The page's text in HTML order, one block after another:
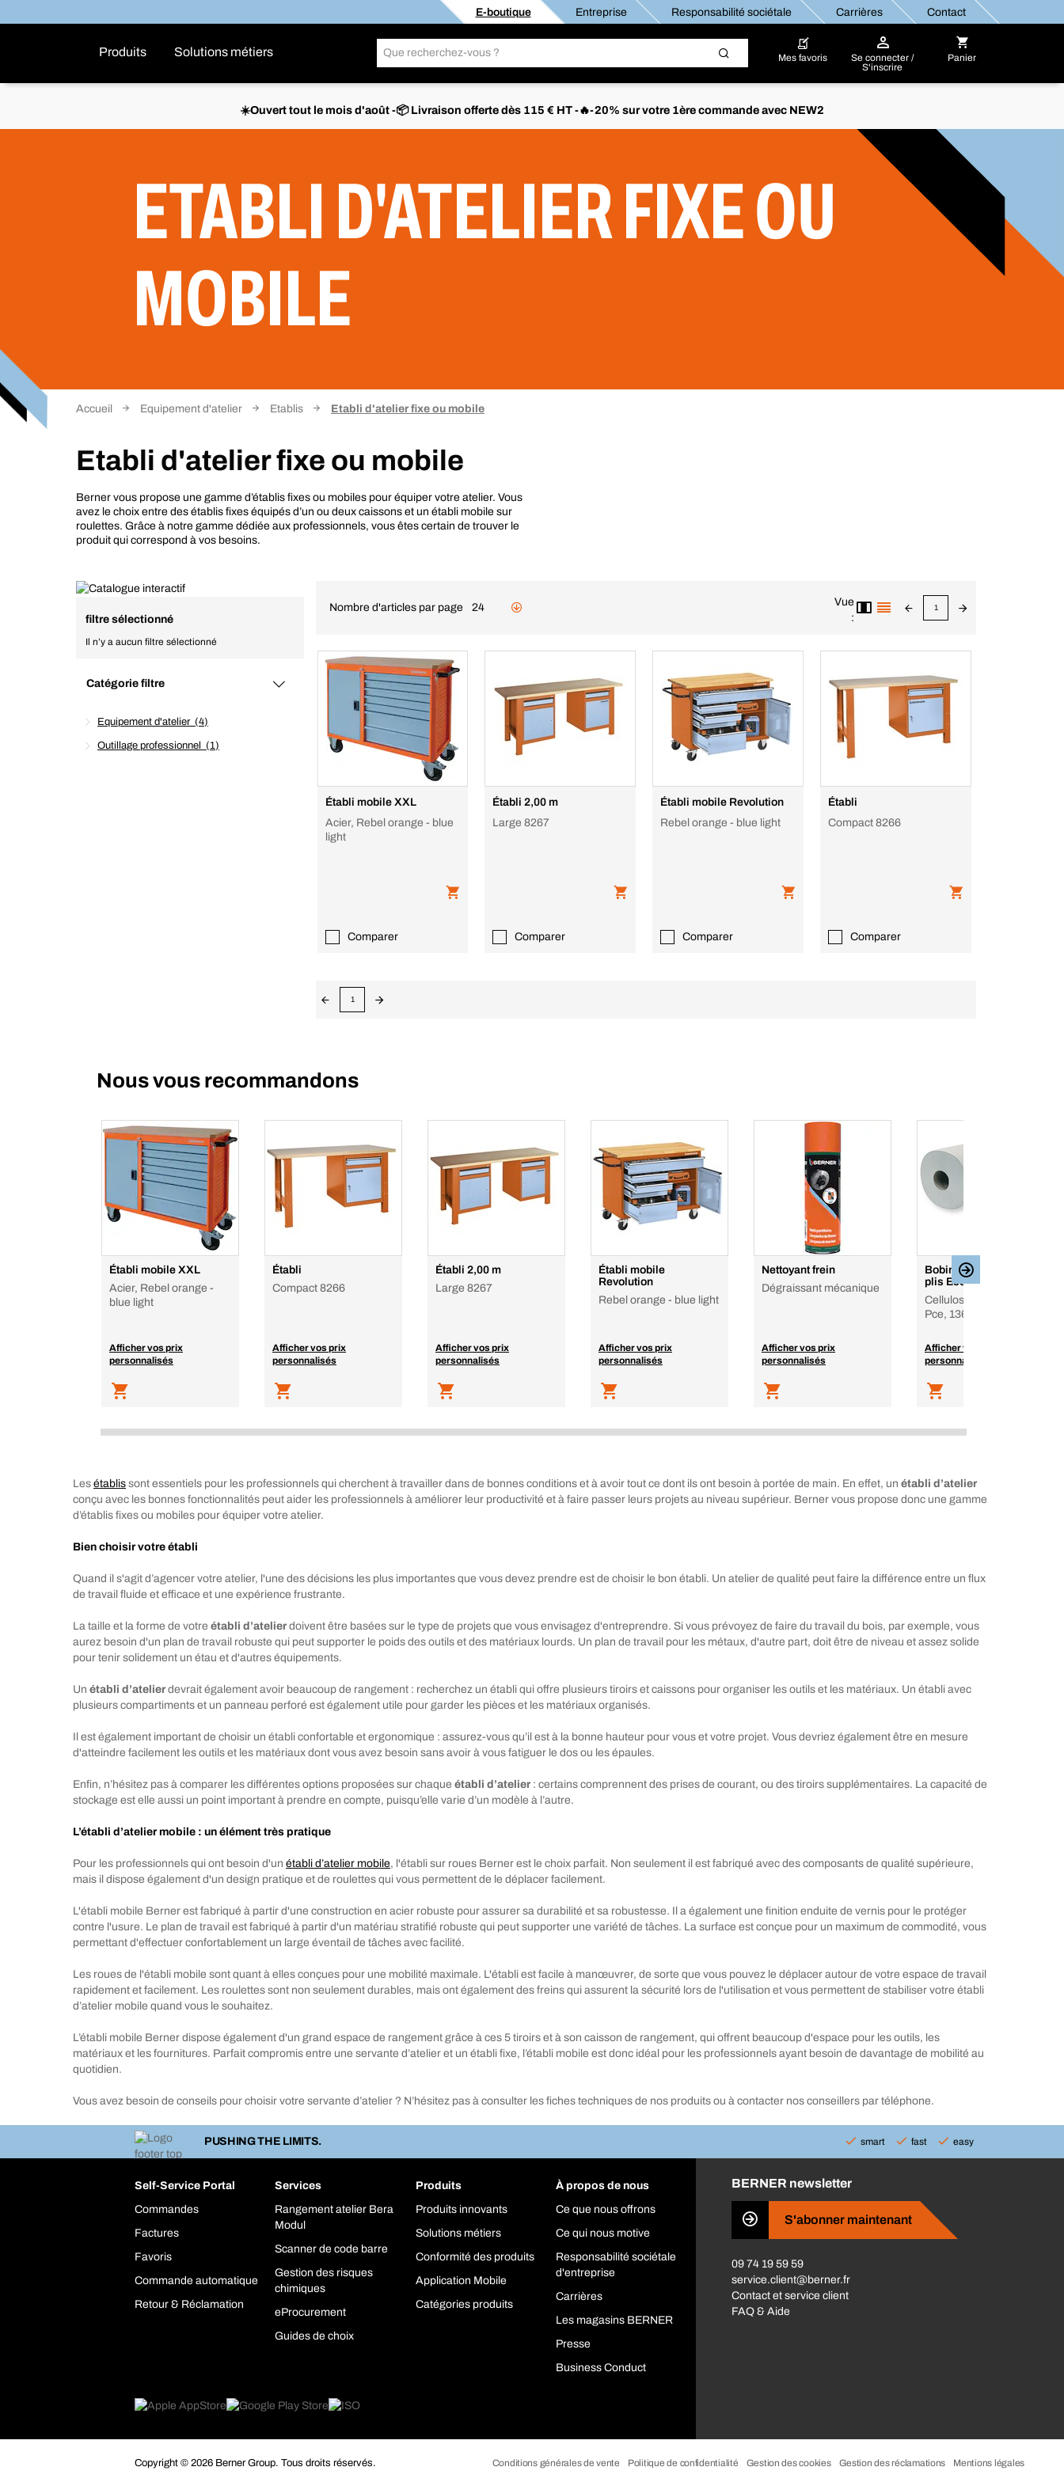
E-boutique Entreprise Responsabilité sociétale Carrières Contact
Produits Solutions métiers Mes favoris
Se connecter /
S'inscrire
Panier
☀️Ouvert tout le mois d'août -📦 Livraison offerte dès 115 € HT -🔥-20% sur votre 1ère commande avec NEW2
ETABLI D'ATELIER FIXE OU
MOBILE
Accueil Equipement d'atelier Etablis Etabli d'atelier fixe ou mobile
Etabli d'atelier fixe ou mobile
Berner vous propose une gamme d’établis fixes ou mobiles pour équiper votre atelier. Vous
avez le choix entre des établis fixes équipés d’un ou deux caissons et un établi mobile sur
roulettes. Grâce à notre gamme dédiée aux professionnels, vous êtes certain de trouver le
produit qui correspond à vos besoins.
filtre sélectionné
Il n’y a aucun filtre sélectionné
Catégorie filtre
Equipement d'atelier 4
Outillage professionnel 1
Nombre d'articles par page 24
Vue
:
1
Établi mobile XXL
Acier, Rebel orange - blue
light
Comparer
Établi 2,00 m
Large 8267
Comparer
Établi mobile Revolution
Rebel orange - blue light
Comparer
Établi
Compact 8266
Comparer
1
Nous vous recommandons
Établi mobile XXL
Acier, Rebel orange -
blue light
Afficher vos prix
personnalisés
Établi
Compact 8266
Afficher vos prix
personnalisés
Établi 2,00 m
Large 8267
Afficher vos prix
personnalisés
Établi mobile
Revolution
Rebel orange - blue light
Afficher vos prix
personnalisés
Nettoyant frein
Dégraissant mécanique
Afficher vos prix
personnalisés
Bobine d'essuyage 2
plis Ecolabel - 2 pièces
Cellulose fraîche, 700
Pce, 136 m
Afficher vos prix
personnalisés
Les établis sont essentiels pour les professionnels qui cherchent à travailler dans de bonnes conditions et à avoir tout ce dont ils ont besoin à portée de main. En effet, un établi d’atelier
conçu avec les bonnes fonctionnalités peut aider les professionnels à améliorer leur productivité et à faire passer leurs projets au niveau supérieur. Berner vous propose donc une gamme
d’établis fixes ou mobiles pour équiper votre atelier.
Bien choisir votre établi
Quand il s'agit d’agencer votre atelier, l'une des décisions les plus importantes que vous devez prendre est de choisir le bon établi. Un atelier de qualité peut faire la différence entre un flux
de travail fluide et efficace et une expérience frustrante.
La taille et la forme de votre établi d’atelierdoivent être basées sur le type de projets que vous envisagez d'entreprendre. Si vous prévoyez de faire du travail du bois, par exemple, vous
aurez besoin d'un plan de travail robuste qui peut supporter le poids des outils et des matériaux lourds. Un plan de travail pour les métaux, d'autre part, doit être de niveau et assez solide
pour tenir solidement un étau et d'autres équipements.
Un établi d’atelierdevrait également avoir beaucoup de rangement : recherchez un établi qui offre plusieurs tiroirs et caissons pour organiser les outils et les matériaux. Un établi avec
plusieurs compartiments et un panneau perforé est également utile pour garder les pièces et les matériaux organisés.
Il est également important de choisir un établi confortable et ergonomique : assurez-vous qu’il est à la bonne hauteur pour vous et votre projet. Vous devriez également être en mesure
d'atteindre facilement les outils et les matériaux dont vous avez besoin sans avoir à vous fatiguer le dos ou les épaules.
Enfin, n’hésitez pas à comparer les différentes options proposées sur chaque établi d’atelier: certains comprennent des prises de courant, ou des tiroirs supplémentaires. La capacité de
stockage est elle aussi un point important à prendre en compte, puisqu’elle varie d’un modèle à l’autre.
L’établi d’atelier mobile : un élément très pratique
Pour les professionnels qui ont besoin d'un établi d’atelier mobile, l'établi sur roues Berner est le choix parfait. Non seulement il est fabriqué avec des composants de qualité supérieure,
mais il dispose également d'un design pratique et de roulettes qui vous permettent de le déplacer facilement.
L'établi mobile Berner est fabriqué à partir d'une construction en acier robuste pour assurer sa durabilité et sa robustesse. Il a également une finition enduite de vernis pour le protéger
contre l'usure. Le plan de travail est fabriqué à partir d'un matériau stratifié robuste qui peut supporter une variété de tâches. La surface est conçue pour un maximum de commodité, vous
permettant d'effectuer confortablement un large éventail de tâches avec facilité.
Les roues de l'établi mobile sont quant à elles conçues pour une mobilité maximale. L'établi est facile à manœuvrer, de sorte que vous pouvez le déplacer autour de votre espace de travail
rapidement et facilement. Les roulettes sont non seulement durables, mais ont également des freins qui assurent la sécurité lors de l'utilisation et vous permettent de stabiliser votre établi
d’atelier mobile quand vous le souhaitez.
L’établi mobile Berner dispose également d'un grand espace de rangement grâce à ces 5 tiroirs et à son caisson de rangement, qui offrent beaucoup d'espace pour les outils, les
matériaux et les fournitures. Parfait compromis entre une servante d’atelier et un établi fixe, l’établi mobile est donc idéal pour les professionnels ayant besoin de davantage de mobilité au
quotidien.
Vous avez besoin de conseils pour choisir votre servante d’atelier ? N’hésitez pas à consulter les fiches techniques de nos produits ou à contacter nos conseillers par téléphone.
PUSHING THE LIMITS. smart fast easy
Self-Service Portal
Commandes
Factures
Favoris
Commande automatique
Retour & Réclamation
Services
Rangement atelier Bera
Modul
Scanner de code barre
Gestion des risques
chimiques
eProcurement
Guides de choix
Produits
Produits innovants
Solutions métiers
Conformité des produits
Application Mobile
Catégories produits
À propos de nous
Ce que nous offrons
Ce qui nous motive
Responsabilité sociétale
d'entreprise
Carrières
Les magasins BERNER
Presse
Business Conduct
BERNER newsletter
S'abonner maintenant
09 74 19 59 59
service.client@berner.fr
Contact et service client
FAQ & Aide
Copyright © 2026 Berner Group. Tous droits réservés. Conditions générales de vente Politique de confidentialité Gestion des cookies Gestion des réclamations Mentions légales